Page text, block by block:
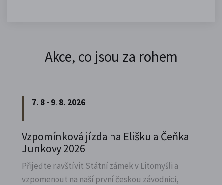
Akce, co jsou za rohem
7. 8 - 9. 8. 2026
Vzpomínková jízda na Elišku a Čeňka
Junkovy 2026
Přijeďte navštívit Státní zámek v Litomyšli a
vzpomenout na naší první českou závodnici,